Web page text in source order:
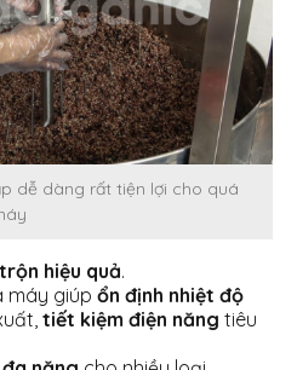
dễ dàng rất tiện lợi cho quá
hiệu quả.
máy giúp ổn định nhiệt độ
tiết kiệm điện năng tiêu